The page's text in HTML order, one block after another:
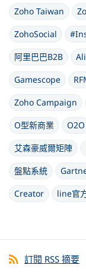
Zoho Taiwan
ZohoSocial
阿里巴巴B2B
Gamescope
Zoho Campaign
O型新商業
O2O
艾森豪威爾矩陣
盤點系統
Creator
line官
訂閱 RSS 摘要